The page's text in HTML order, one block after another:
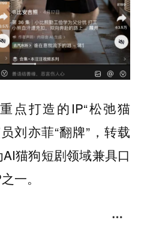
点打造的IP“松弛猫
刘亦菲“翻牌”，转载
猫狗短剧领域兼具口
一。